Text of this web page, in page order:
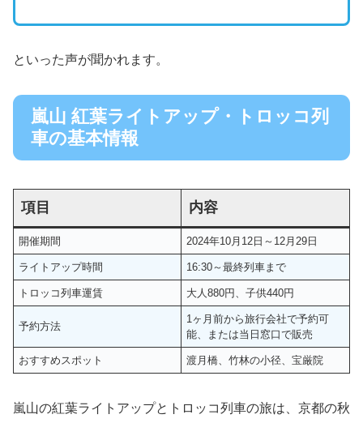
といった声が聞かれます。
嵐山 紅葉ライトアップ・トロッコ列
車の基本情報
項目 内容
開催期間 2024年10月12日～12月29日
ライトアップ時間 16:30～最終列車まで
トロッコ列車運賃 大人880円、子供440円
予約方法
1ヶ月前から旅行会社で予約可
能、または当日窓口で販売
おすすめスポット 渡月橋、竹林の小径、宝厳院
嵐山の紅葉ライトアップとトロッコ列車の旅は、京都の秋